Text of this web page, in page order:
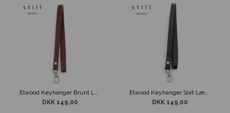
Elwood Keyhanger Brunt Læder Still Nordic
DKK 149,00
Elwood Keyhanger Sort Læder Still Nordic
DKK 149,00